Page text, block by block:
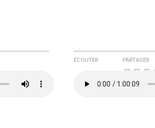
ÉCOUTER PARTAGER